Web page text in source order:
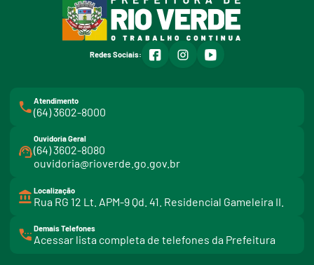
Redes Sociais: facebookinstagramyoutube
Atendimento
(64) 3602-8000
Ouvidoria Geral
(64) 3602-8080
ouvidoria@rioverde.go.gov.br
Localização
Rua RG 12 Lt. APM-9 Qd. 41. Residencial Gameleira II.
Demais Telefones
Acessar lista completa de telefones da Prefeitura
i